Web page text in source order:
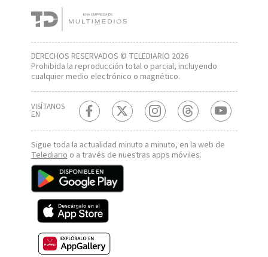
DERECHOS RESERVADOS © TELEDIARIO 2026
Prohibida la reproducción total o parcial, incluyendo
cualquier medio electrónico o magnético.
VISÍTANOS
EN
Sigue toda la actualidad minuto a minuto, en la web de
Telediario o a través de nuestras apps móviles.